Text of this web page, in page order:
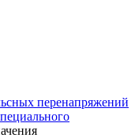
перенапряжений